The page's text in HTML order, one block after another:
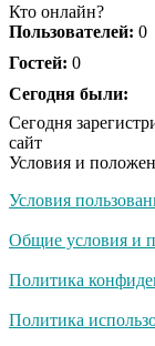
их
Кто онлайн?
Пользователей: 0
Гостей: 0
Сегодня были:
Сегодня
сайт
Условия и
Условия
Общие условия и
Политика
Политика